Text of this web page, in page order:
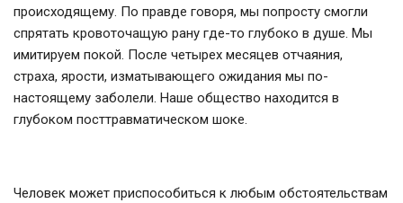
происходящему. По правде говоря, мы попросту смогли
спрятать кровоточащую рану где-то глубоко в душе. Мы
имитируем покой. После четырех месяцев отчаяния,
страха, ярости, изматывающего ожидания мы по-
настоящему заболели. Наше общество находится в
глубоком посттравматическом шоке.
Человек может приспособиться к любым обстоятельствам